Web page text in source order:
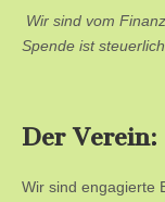
Wir sind vom
Spende ist
Der Verein:
Wir sind engagierte